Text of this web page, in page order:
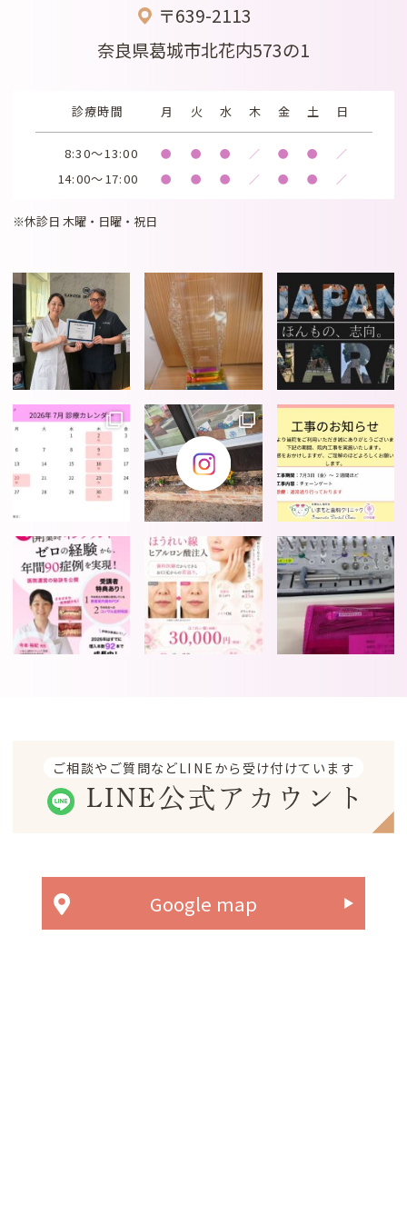
〒639-2113
奈良県葛城市北花内573の1
診療時間 月 火 水 木 金 土 日
8:30～13:00 ● ● ● ／ ● ● ／
14:00～17:00 ● ● ● ／ ● ● ／
※休診日 木曜・日曜・祝日
ご相談やご質問などLINEから受け付けています
LINE公式アカウント
Google map